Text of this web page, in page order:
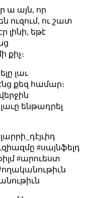
ա այն, որ
ուզում, ու շատ
լինի, եթէ
քիչ։
լաւ
քեզ համար։
ենթադրել
#սայնֆելդ
#արուեստ